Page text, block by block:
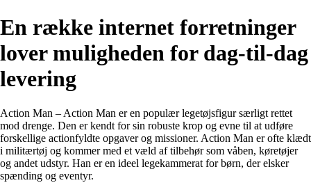
En række internet forretninger
lover muligheden for dag-til-dag
levering
Action Man – Action Man er en populær legetøjsfigur særligt rettet
mod drenge. Den er kendt for sin robuste krop og evne til at udføre
forskellige actionfyldte opgaver og missioner. Action Man er ofte klædt
i militærtøj og kommer med et væld af tilbehør som våben, køretøjer
og andet udstyr. Han er en ideel legekammerat for børn, der elsker
spænding og eventyr.